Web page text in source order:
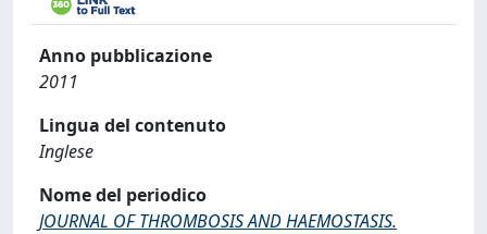
Anno pubblicazione
2011
Lingua del contenuto
Inglese
Nome del periodico
JOURNAL OF THROMBOSIS AND HAEMOSTASIS.